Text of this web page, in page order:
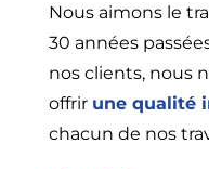
Nous aimons le
30 années
nos clients, nous
offrir une qualité
chacun de nos